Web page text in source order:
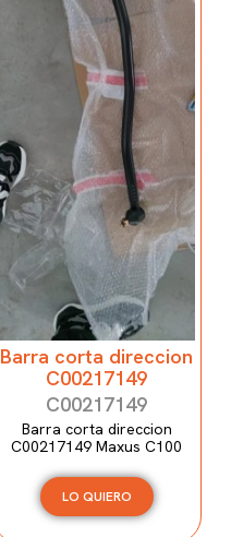
Barra corta direccion
C00217149
C00217149
Barra corta direccion
C00217149 Maxus C100
LO QUIERO